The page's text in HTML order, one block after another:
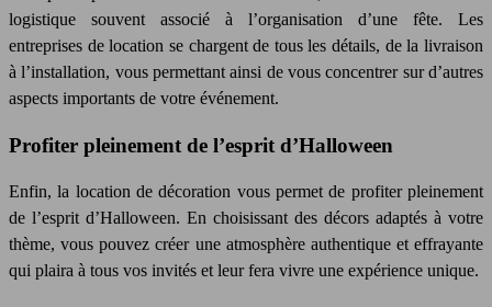
logistique souvent associé à l’organisation d’une fête. Les
entreprises de location se chargent de tous les détails, de la livraison
à l’installation, vous permettant ainsi de vous concentrer sur d’autres
aspects importants de votre événement.
Profiter pleinement de l’esprit d’Halloween
Enfin, la location de décoration vous permet de profiter pleinement
de l’esprit d’Halloween. En choisissant des décors adaptés à votre
thème, vous pouvez créer une atmosphère authentique et effrayante
qui plaira à tous vos invités et leur fera vivre une expérience unique.